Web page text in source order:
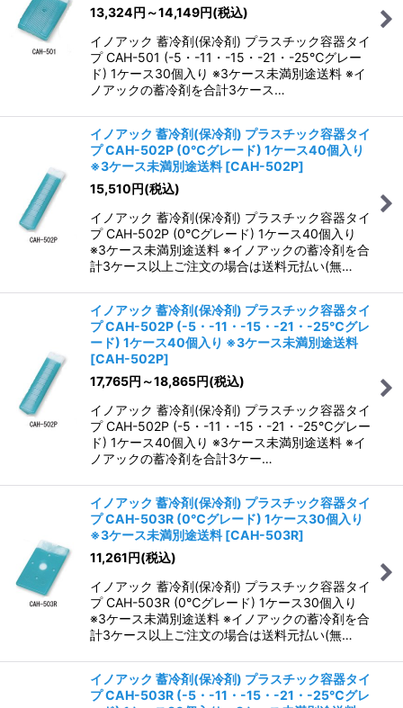
13,324円 ～14,149円(税込)
イノアック 蓄冷剤(保冷剤) プラスチック容器タイ
プ CAH-501 (-5・-11・-15・-21・-25℃グレー
ド) 1ケース30個入り ※3ケース未満別途送料 ※イ
ノアックの蓄冷剤を合計3ケース…
イノアック 蓄冷剤(保冷剤) プラスチック容器タイ
プ CAH-502P (0℃グレード) 1ケース40個入り
※3ケース未満別途送料 [CAH-502P]
15,510円(税込)
イノアック 蓄冷剤(保冷剤) プラスチック容器タイ
プ CAH-502P (0℃グレード) 1ケース40個入り
※3ケース未満別途送料 ※イノアックの蓄冷剤を合
計3ケース以上ご注文の場合は送料元払い(無…
イノアック 蓄冷剤(保冷剤) プラスチック容器タイ
プ CAH-502P (-5・-11・-15・-21・-25℃グレ
ード) 1ケース40個入り ※3ケース未満別途送料
[CAH-502P]
17,765円 ～18,865円(税込)
イノアック 蓄冷剤(保冷剤) プラスチック容器タイ
プ CAH-502P (-5・-11・-15・-21・-25℃グレー
ド) 1ケース40個入り ※3ケース未満別途送料 ※イ
ノアックの蓄冷剤を合計3ケー…
イノアック 蓄冷剤(保冷剤) プラスチック容器タイ
プ CAH-503R (0℃グレード) 1ケース30個入り
※3ケース未満別途送料 [CAH-503R]
11,261円(税込)
イノアック 蓄冷剤(保冷剤) プラスチック容器タイ
プ CAH-503R (0℃グレード) 1ケース30個入り
※3ケース未満別途送料 ※イノアックの蓄冷剤を合
計3ケース以上ご注文の場合は送料元払い(無…
イノアック 蓄冷剤(保冷剤) プラスチック容器タイ
プ CAH-503R (-5・-11・-15・-21・-25℃グレ